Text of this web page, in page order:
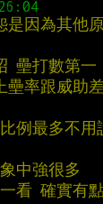
因為其他原
壘打數第一
壘率跟威助
例最多不用
中強很多
看 確實有